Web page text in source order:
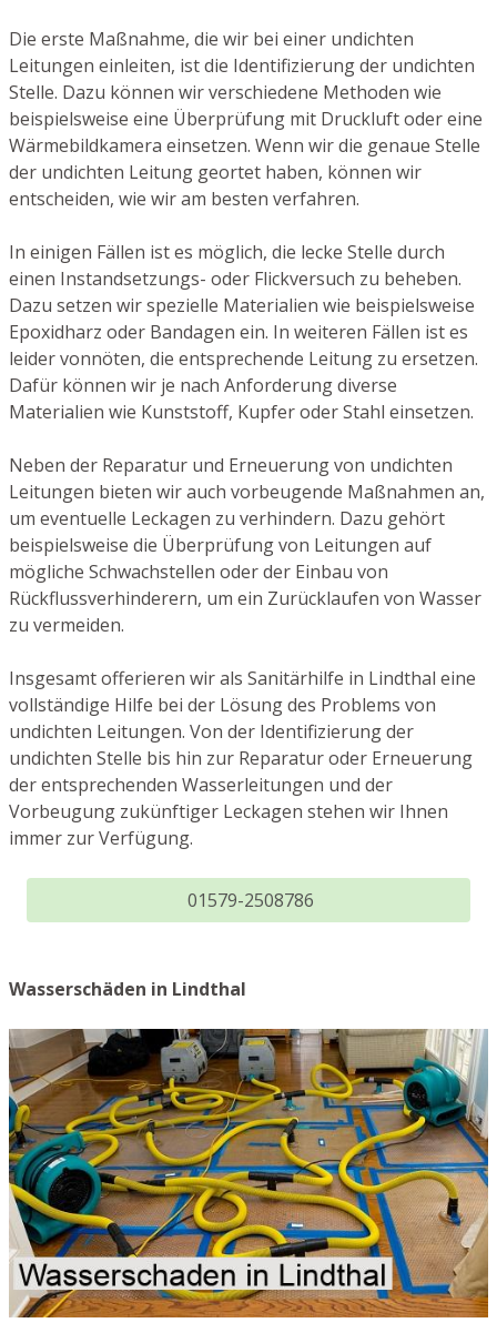
Die erste Maßnahme, die wir bei einer undichten
Leitungen einleiten, ist die Identifizierung der undichten
Stelle. Dazu können wir verschiedene Methoden wie
beispielsweise eine Überprüfung mit Druckluft oder eine
Wärmebildkamera einsetzen. Wenn wir die genaue Stelle
der undichten Leitung geortet haben, können wir
entscheiden, wie wir am besten verfahren.
In einigen Fällen ist es möglich, die lecke Stelle durch
einen Instandsetzungs- oder Flickversuch zu beheben.
Dazu setzen wir spezielle Materialien wie beispielsweise
Epoxidharz oder Bandagen ein. In weiteren Fällen ist es
leider vonnöten, die entsprechende Leitung zu ersetzen.
Dafür können wir je nach Anforderung diverse
Materialien wie Kunststoff, Kupfer oder Stahl einsetzen.
Neben der Reparatur und Erneuerung von undichten
Leitungen bieten wir auch vorbeugende Maßnahmen an,
um eventuelle Leckagen zu verhindern. Dazu gehört
beispielsweise die Überprüfung von Leitungen auf
mögliche Schwachstellen oder der Einbau von
Rückflussverhinderern, um ein Zurücklaufen von Wasser
zu vermeiden.
Insgesamt offerieren wir als Sanitärhilfe in Lindthal eine
vollständige Hilfe bei der Lösung des Problems von
undichten Leitungen. Von der Identifizierung der
undichten Stelle bis hin zur Reparatur oder Erneuerung
der entsprechenden Wasserleitungen und der
Vorbeugung zukünftiger Leckagen stehen wir Ihnen
immer zur Verfügung.
01579-2508786
Wasserschäden in Lindthal